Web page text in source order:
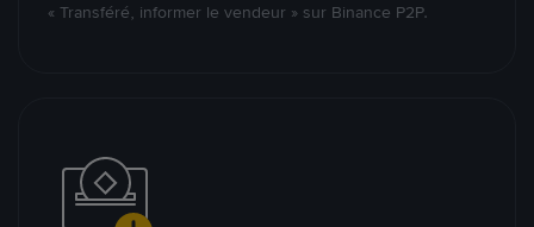
« Transféré, informer le vendeur » sur Binance P2P.